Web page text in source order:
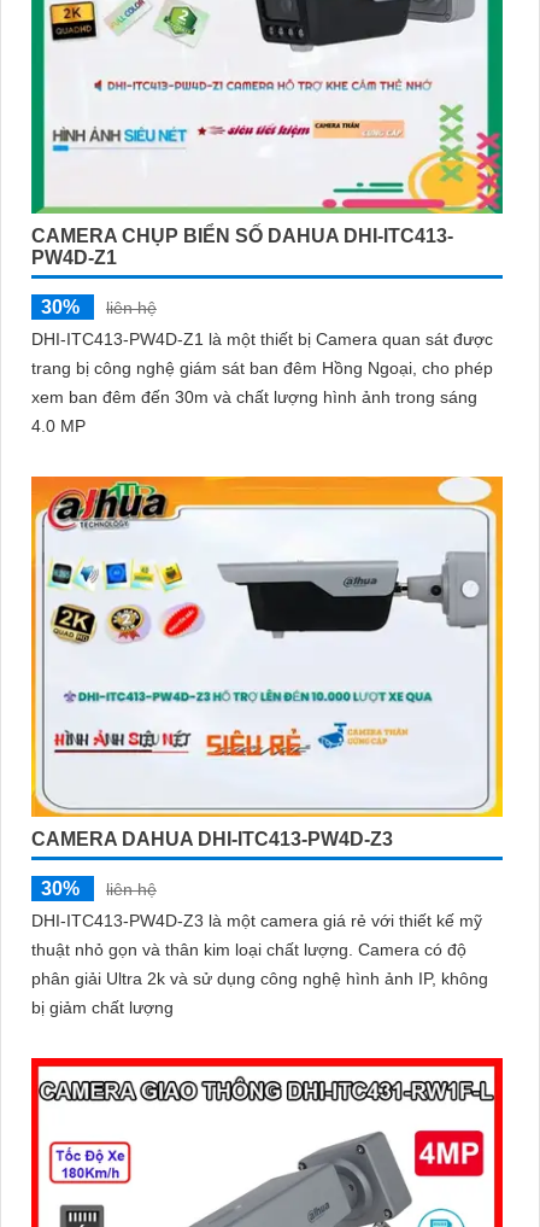
CAMERA CHỤP BIỂN SỐ DAHUA DHI-ITC413-
PW4D-Z1
30%
liên hệ
DHI-ITC413-PW4D-Z1 là một thiết bị Camera quan sát được
trang bị công nghệ giám sát ban đêm Hồng Ngoại, cho phép
xem ban đêm đến 30m và chất lượng hình ảnh trong sáng
4.0 MP
CAMERA DAHUA DHI-ITC413-PW4D-Z3
30%
liên hệ
DHI-ITC413-PW4D-Z3 là một camera giá rẻ với thiết kế mỹ
thuật nhỏ gọn và thân kim loại chất lượng. Camera có độ
phân giải Ultra 2k và sử dụng công nghệ hình ảnh IP, không
bị giảm chất lượng